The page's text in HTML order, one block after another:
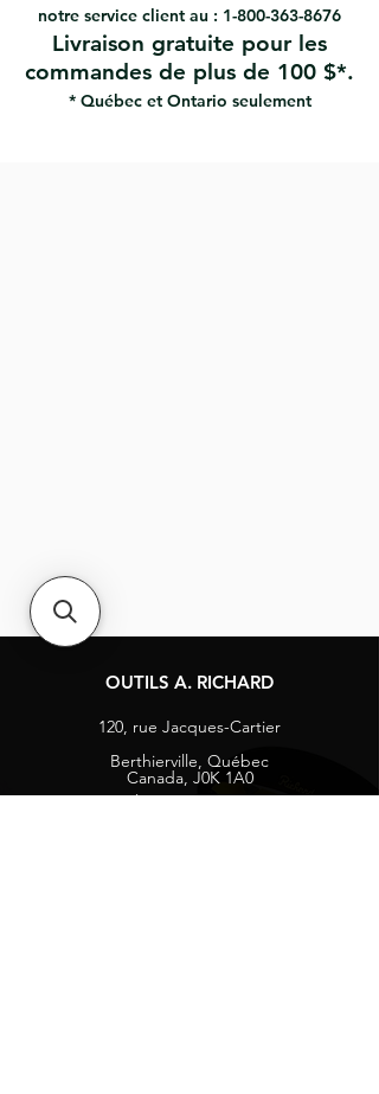
notre service client au : 1-800-363-8676
Livraison gratuite pour les
commandes de plus de 100 $*.
* Québec et Ontario seulement
OUTILS A. RICHARD
120, rue Jacques-Cartier
Berthierville, Québec
Canada, J0K 1A0
Tél :1-800-363-8676